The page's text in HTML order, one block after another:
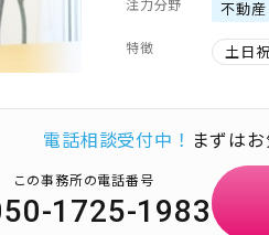
注力分野 不動産
特徴 土日
電話相談受付中！ まずは
この事務所の電話番号
1725-1983